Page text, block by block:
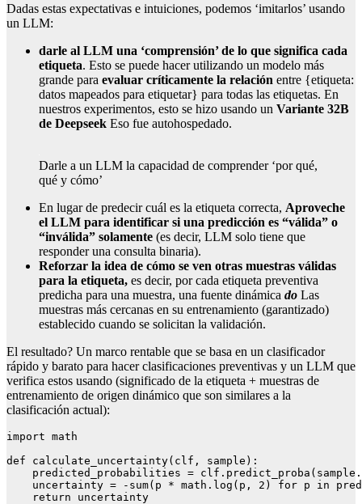
Dadas estas expectativas e intuiciones, podemos ‘imitarlos’ usando
un LLM:
darle al LLM una ‘comprensión’ de lo que significa cada
etiqueta. Esto se puede hacer utilizando un modelo más
grande para evaluar críticamente la relación entre {etiqueta:
datos mapeados para etiquetar} para todas las etiquetas. En
nuestros experimentos, esto se hizo usando un Variante 32B
de Deepseek Eso fue autohospedado.
Darle a un LLM la capacidad de comprender ‘por qué,
qué y cómo’
En lugar de predecir cuál es la etiqueta correcta, Aproveche
el LLM para identificar si una predicción es “válida” o
“inválida” solamente (es decir, LLM solo tiene que
responder una consulta binaria).
Reforzar la idea de cómo se ven otras muestras válidas
para la etiqueta, es decir, por cada etiqueta preventiva
predicha para una muestra, una fuente dinámica do Las
muestras más cercanas en su entrenamiento (garantizado)
establecido cuando se solicitan la validación.
El resultado? Un marco rentable que se basa en un clasificador
rápido y barato para hacer clasificaciones preventivas y un LLM que
verifica estos usando (significado de la etiqueta + muestras de
entrenamiento de origen dinámico que son similares a la
clasificación actual):
import math
def calculate_uncertainty(clf, sample):
predicted_probabilities =
uncertainty = -sum(p * math.log(p, 2) for p in
    return uncertainty